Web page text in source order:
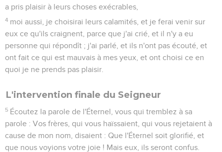
a pris plaisir à leurs choses exécrables,
4 moi aussi, je choisirai leurs calamités, et je ferai venir sur
eux ce qu'ils craignent, parce que j'ai crié, et il n'y a eu
personne qui répondît ; j'ai parlé, et ils n'ont pas écouté, et
ont fait ce qui est mauvais à mes yeux, et ont choisi ce en
quoi je ne prends pas plaisir.
L'intervention finale du Seigneur
5 Écoutez la parole de l'Éternel, vous qui tremblez à sa
parole : Vos frères, qui vous haïssaient, qui vous rejetaient à
cause de mon nom, disaient : Que l'Éternel soit glorifié, et
que nous voyions votre joie ! Mais eux, ils seront confus.